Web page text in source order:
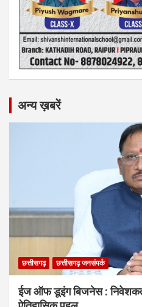
अन्य ख़बरें
छत्तीसगढ़ छत्तीसगढ़ जनसंपर्क
ईज ऑफ डूइंग बिजनेस :